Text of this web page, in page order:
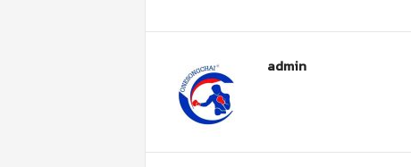
admin